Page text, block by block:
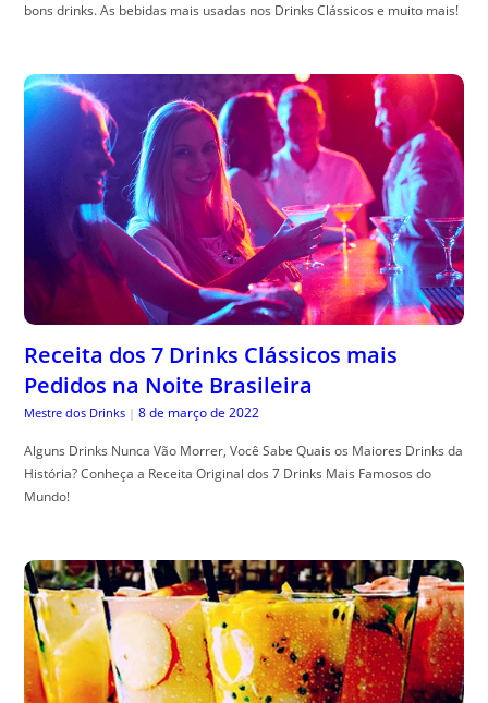
bons drinks. As bebidas mais usadas nos Drinks Clássicos e muito mais!
Receita dos 7 Drinks Clássicos mais
Pedidos na Noite Brasileira
Mestre dos Drinks | 8 de março de 2022
Alguns Drinks Nunca Vão Morrer, Você Sabe Quais os Maiores Drinks da
História? Conheça a Receita Original dos 7 Drinks Mais Famosos do
Mundo!